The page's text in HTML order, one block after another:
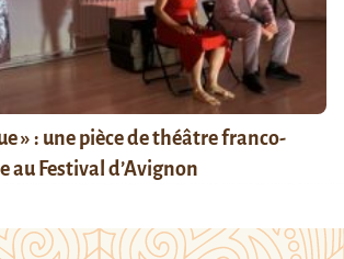
» : une pièce de théâtre franco-
au Festival d’Avignon